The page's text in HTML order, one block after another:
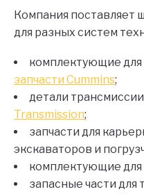
Компания поставляет
для разных систем
комплектующие для
запчасти Cummins;
детали
Transmission;
запчасти для
экскаваторов и
комплектующие для
запасные части для